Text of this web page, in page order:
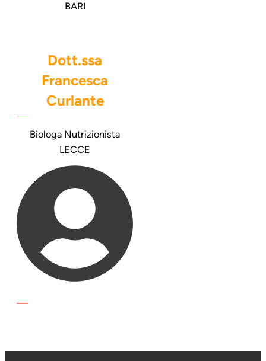
BARI
Dott.ssa
Francesca
Curlante
Biologa Nutrizionista
LECCE